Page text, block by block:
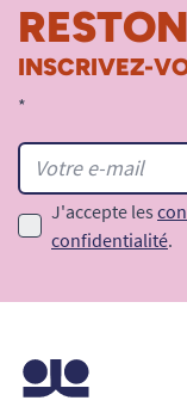
INSCRIVEZ-
*
J'accepte les
confidentialité.